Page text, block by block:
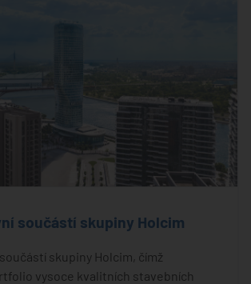
součástí skupiny Holcim
skupiny Holcim, čímž
vysoce kvalitních stavebních